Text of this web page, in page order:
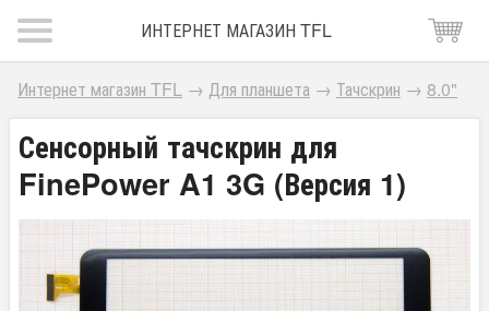
ИНТЕРНЕТ МАГАЗИН TFL
Интернет магазин TFL → Для планшета → Тачскрин → 8.0"
Сенсорный тачскрин для
FinePower A1 3G (Версия 1)